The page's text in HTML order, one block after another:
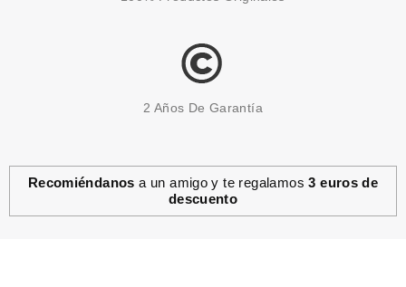
EVE LOM
2 Años De Garantía
Recomiéndanos a un amigo y te regalamos3 euros de
descuento